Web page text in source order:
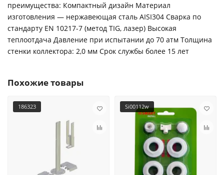
преимущества: Компактный дизайн Материал
изготовления — нержавеющая сталь AISI304 Сварка по
стандарту EN 10217-7 (метод TIG, лазер) Высокая
теплоотдача Давление при испытании до 70 атм Толщина
стенки коллектора: 2,0 мм Срок службы более 15 лет
Похожие товары
186323 Si00112w